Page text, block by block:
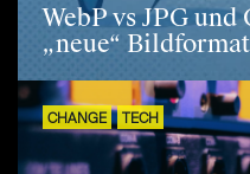
WebP vs JPG und
„neue“
CHANGE TECH